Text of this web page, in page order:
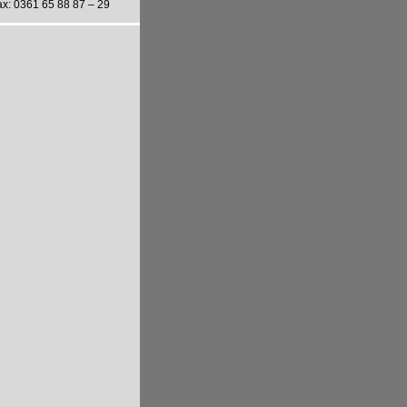
0361 65 88 87 – 29